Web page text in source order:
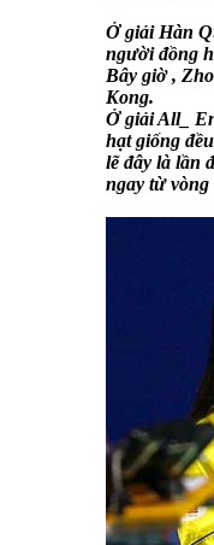
Ở giải Hàn
người đồng
Bây giờ ,
Kong.
Ở giải All_
hạt giống
lẽ đây là lần
ngay từ